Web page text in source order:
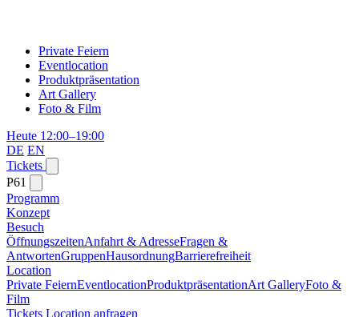
Private Feiern
Eventlocation
Produktpräsentation
Art Gallery
Foto & Film
Heute 12:00–19:00
DE EN
Tickets
P61
Programm
Konzept
Besuch
ÖffnungszeitenAnfahrt & AdresseFragen &
AntwortenGruppenHausordnungBarrierefreiheit
Location
Private FeiernEventlocationProduktpräsentationArt GalleryFoto &
Film
Tickets Location anfragen